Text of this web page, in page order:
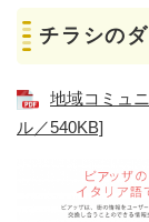
チラシの
地域コミュ
ル／540KB]